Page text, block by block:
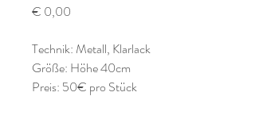
€ 0,00
Technik: Metall, Klarlack
Größe: Höhe 40cm
Preis: 50€ pro Stück